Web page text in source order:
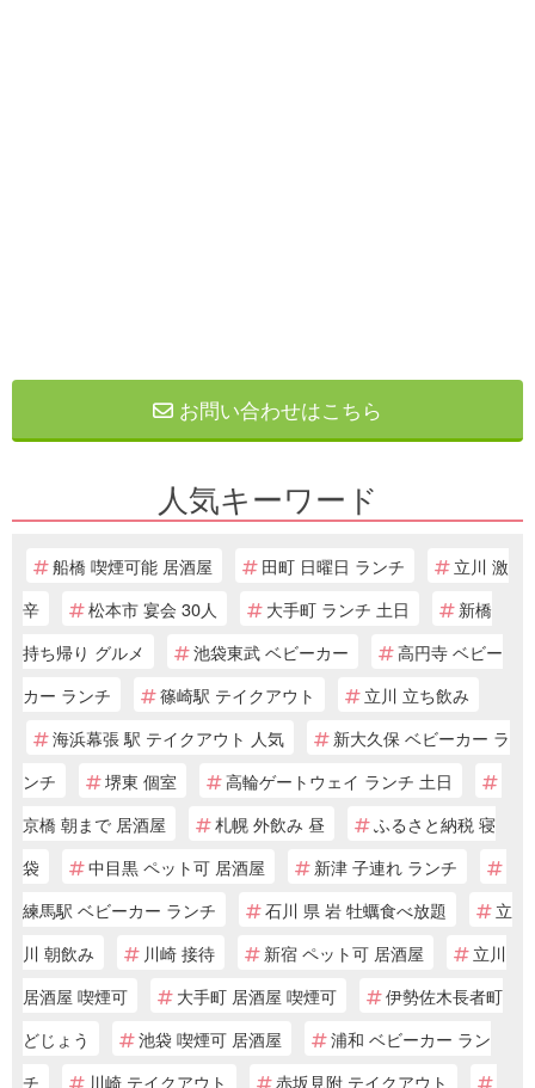
お問い合わせはこちら
人気キーワード
船橋 喫煙可能 居酒屋 田町 日曜日 ランチ
立川 激
辛
松本市 宴会 30人 大手町 ランチ 土日
新橋
持ち帰り グルメ
池袋東武 ベビーカー
高円寺 ベビー
カー ランチ
篠崎駅 テイクアウト
立川 立ち飲み
海浜幕張 駅 テイクアウト 人気
新大久保 ベビーカー ラ
ンチ
堺東 個室
高輪ゲートウェイ ランチ 土日
京橋 朝まで 居酒屋
札幌 外飲み 昼
ふるさと納税 寝
袋
中目黒 ペット可 居酒屋
新津 子連れ ランチ
練馬駅 ベビーカー ランチ
石川 県 岩 牡蠣食べ放題
立
川 朝飲み
川崎 接待 新宿 ペット可 居酒屋
立川
居酒屋 喫煙可
大手町 居酒屋 喫煙可
伊勢佐木長者町
どじょう
池袋 喫煙可 居酒屋
浦和 ベビーカー ラン
チ
川崎 テイクアウト 赤坂見附 テイクアウト